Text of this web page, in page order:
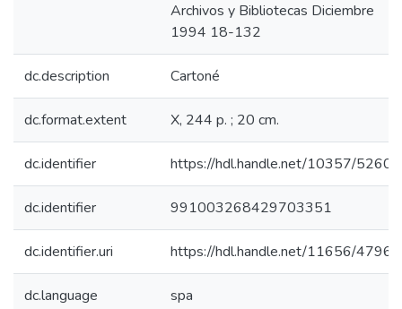
Archivos y Bibliotecas Diciembre
1994 18-132
dc.description Cartoné
dc.format.extent X, 244 p. ; 20 cm.
dc.identifier https://hdl.handle.net/10357/5260
dc.identifier 991003268429703351
dc.identifier.uri https://hdl.handle.net/11656/4796
dc.language spa